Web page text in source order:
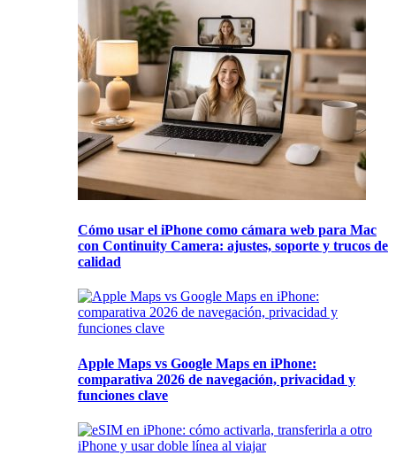
Cómo usar el iPhone como cámara web para Mac
con Continuity Camera: ajustes, soporte y trucos de
calidad
Apple Maps vs Google Maps en iPhone:
comparativa 2026 de navegación, privacidad y
funciones clave